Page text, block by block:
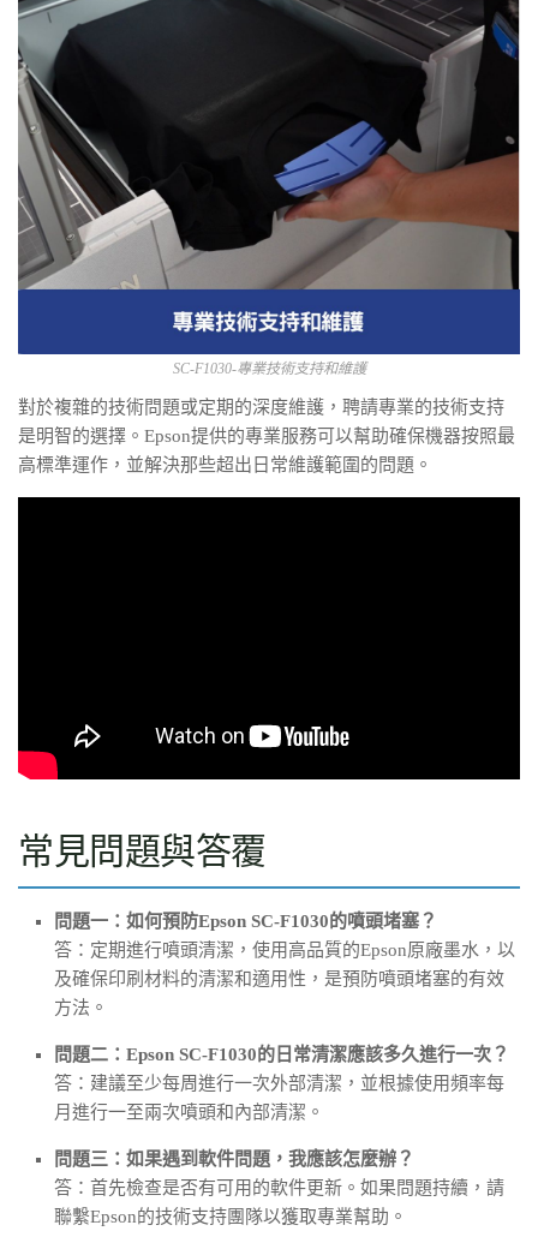
SC-F1030-專業技術支持和維護
對於複雜的技術問題或定期的深度維護，聘請專業的技術支持
是明智的選擇。Epson提供的專業服務可以幫助確保機器按照最
高標準運作，並解決那些超出日常維護範圍的問題。
常見問題與答覆
問題一：如何預防Epson SC-F1030的噴頭堵塞？
答：定期進行噴頭清潔，使用高品質的Epson原廠墨水，以
及確保印刷材料的清潔和適用性，是預防噴頭堵塞的有效
方法。
問題二：Epson SC-F1030的日常清潔應該多久進行一次？
答：建議至少每周進行一次外部清潔，並根據使用頻率每
月進行一至兩次噴頭和內部清潔。
問題三：如果遇到軟件問題，我應該怎麼辦？
答：首先檢查是否有可用的軟件更新。如果問題持續，請
聯繫Epson的技術支持團隊以獲取專業幫助。